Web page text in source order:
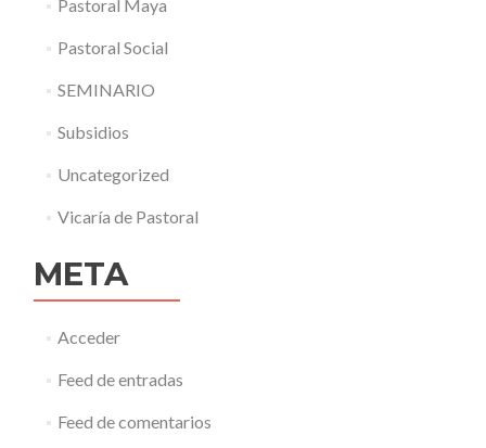
Pastoral Maya
Pastoral Social
SEMINARIO
Subsidios
Uncategorized
Vicaría de Pastoral
META
Acceder
Feed de entradas
Feed de comentarios